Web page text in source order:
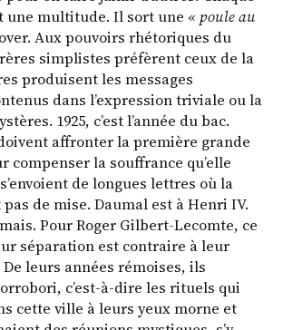
une multitude. Il sort une « poule au
Aux pouvoirs rhétoriques du
simplistes préfèrent ceux de la
produisent les messages
dans l’expression triviale ou la
1925, c’est l’année du bac.
affronter la première grande
compenser la souffrance qu’elle
de longues lettres où la
pas de mise. Daumal est à Henri IV.
Pour Roger Gilbert-Lecomte, ce
séparation est contraire à leur
De leurs années rémoises, ils
c’est-à-dire les rituels qui
cette ville à leurs yeux morne et